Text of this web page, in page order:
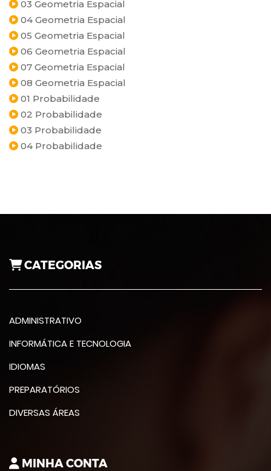
03 Geometria Espacial
04 Geometria Espacial
05 Geometria Espacial
06 Geometria Espacial
07 Geometria Espacial
08 Geometria Espacial
01 Probabilidade
02 Probabilidade
03 Probabilidade
04 Probabilidade
CATEGORIAS
ADMINISTRATIVO
INFORMÁTICA E TECNOLOGIA
IDIOMAS
PREPARATÓRIOS
DIVERSAS ÁREAS
MINHA CONTA